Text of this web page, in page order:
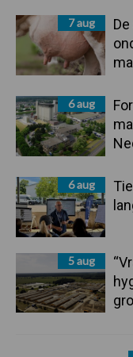
7 aug
6 aug
6 aug
5 aug